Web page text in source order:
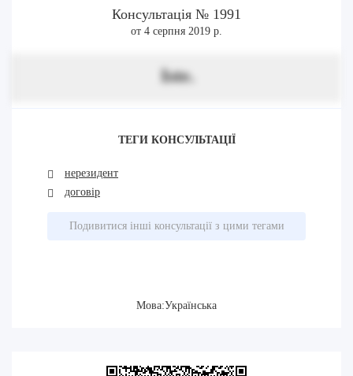
Консультація № 1991
от 4 серпня 2019 р.
Iste.
ТЕГИ КОНСУЛЬТАЦІЇ
нерезидент
договір
Подивитися інші консультації з цими тегами
Мова:Українська